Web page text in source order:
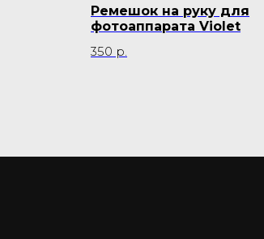
Ремешок на руку для
фотоаппарата Violet
350 р.